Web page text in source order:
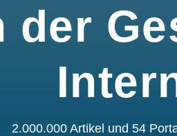
der
2.000.000 Artikel und 54